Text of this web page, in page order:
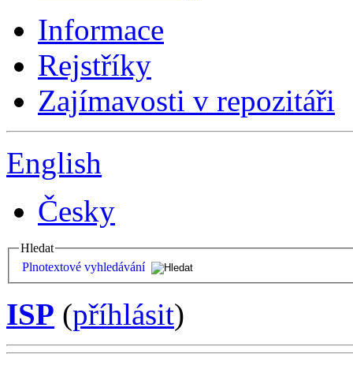
Informace
Rejstříky
Zajímavosti v repozitáři
English
Česky
Hledat
Plnotextové vyhledávání
ISP (příhlásit)